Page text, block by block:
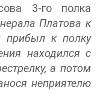
3-го полка
Платова к
прибыл к полку
находился с
а потом
неприятелю